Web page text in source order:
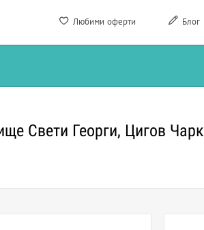
Любими оферти Блог
Свети Георги, Цигов Чарк